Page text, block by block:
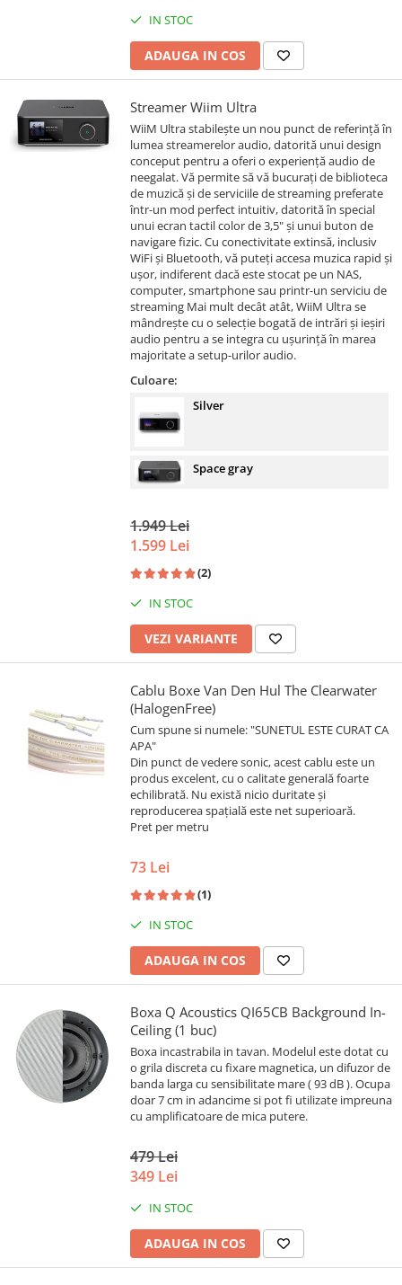
IN STOC
ADAUGA IN COS
Streamer Wiim Ultra
WiiM Ultra stabilește un nou punct de referință în
lumea streamerelor audio, datorită unui design
conceput pentru a oferi o experiență audio de
neegalat. Vă permite să vă bucurați de biblioteca
de muzică și de serviciile de streaming preferate
într-un mod perfect intuitiv, datorită în special
unui ecran tactil color de 3,5" și unui buton de
navigare fizic. Cu conectivitate extinsă, inclusiv
WiFi și Bluetooth, vă puteți accesa muzica rapid și
ușor, indiferent dacă este stocat pe un NAS,
computer, smartphone sau printr-un serviciu de
streaming Mai mult decât atât, WiiM Ultra se
mândrește cu o selecție bogată de intrări și ieșiri
audio pentru a se integra cu ușurință în marea
majoritate a setup-urilor audio.
Culoare:
Silver
Space gray
1.949 Lei
1.599 Lei
(2)
IN STOC
VEZI VARIANTE
Cablu Boxe Van Den Hul The Clearwater
(HalogenFree)
Cum spune si numele: "SUNETUL ESTE CURAT CA
APA"
Din punct de vedere sonic, acest cablu este un
produs excelent, cu o calitate generală foarte
echilibrată. Nu există nicio duritate și
reproducerea spațială este net superioară.
Pret per metru
73 Lei
(1)
IN STOC
ADAUGA IN COS
Boxa Q Acoustics QI65CB Background In-
Ceiling (1 buc)
Boxa incastrabila in tavan. Modelul este dotat cu
o grila discreta cu fixare magnetica, un difuzor de
banda larga cu sensibilitate mare ( 93 dB ). Ocupa
doar 7 cm in adancime si pot fi utilizate impreuna
cu amplificatoare de mica putere.
479 Lei
349 Lei
IN STOC
ADAUGA IN COS